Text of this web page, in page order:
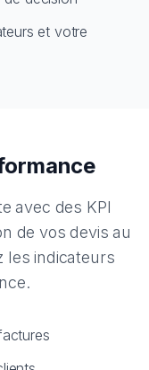
et votre
avec des KPI
de vos devis au
les indicateurs